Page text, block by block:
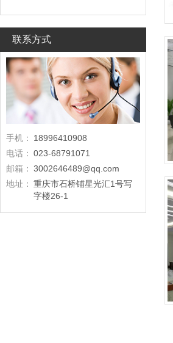
联系方式
手机：
18996410908
电话： 023-68791071
邮箱： 3002646489@qq.com
地址： 重庆市石桥铺星光汇1号写
字楼26-1